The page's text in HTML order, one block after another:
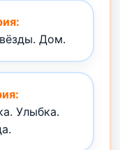
Дом.
Улыбка.